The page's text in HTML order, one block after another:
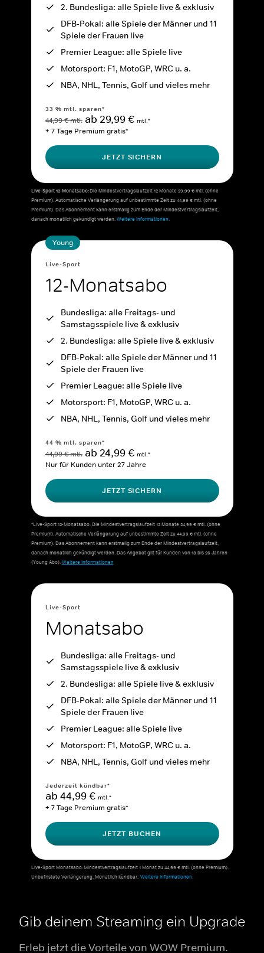
2. Bundesliga: alle Spiele live & exklusiv
DFB-Pokal: alle Spiele der Männer und 11
Spiele der Frauen live
Premier League: alle Spiele live
Motorsport: F1, MotoGP, WRC u. a.
NBA, NHL, Tennis, Golf und vieles mehr
33 % mtl. sparen*
44,99 € mtl. ab 29,99 € mtl.*
+ 7 Tage Premium gratis*
JETZT SICHERN
Live-Sport 12-Monatsabo:Die Mindestvertragslaufzeit 12 Monate 29,99 € mtl. (ohne
Premium). Automatische Verlängerung auf unbestimmte Zeit zu 44,99 € mtl. (ohne
Premium). Das Abonnement kann erstmalig zum Ende der Mindestvertragslaufzeit,
danach monatlich gekündigt werden.Weitere Informationen.
Young
Live-Sport
12-Monatsabo
Bundesliga: alle Freitags- und
Samstagsspiele live & exklusiv
2. Bundesliga: alle Spiele live & exklusiv
DFB-Pokal: alle Spiele der Männer und 11
Spiele der Frauen live
Premier League: alle Spiele live
Motorsport: F1, MotoGP, WRC u. a.
NBA, NHL, Tennis, Golf und vieles mehr
44 % mtl. sparen*
44,99 € mtl. ab 24,99 € mtl.*
Nur für Kunden unter 27 Jahre
JETZT SICHERN
*Live-Sport 12-Monatsabo: Die Mindestvertragslaufzeit 12 Monate 24,99 € mtl. (ohne
Premium). Automatische Verlängerung auf unbestimmte Zeit zu 44,99 € mtl. (ohne
Premium). Das Abonnement kann erstmalig zum Ende der Mindestvertragslaufzeit,
danach monatlich gekündigt werden. Das Angebot gilt für Kunden von 18 bis 26 Jahren
(Young Abo).Weitere Informationen
Live-Sport
Monatsabo
Bundesliga: alle Freitags- und
Samstagsspiele live & exklusiv
2. Bundesliga: alle Spiele live & exklusiv
DFB-Pokal: alle Spiele der Männer und 11
Spiele der Frauen live
Premier League: alle Spiele live
Motorsport: F1, MotoGP, WRC u. a.
NBA, NHL, Tennis, Golf und vieles mehr
Jederzeit kündbar*
ab 44,99 € mtl.*
+ 7 Tage Premium gratis*
JETZT BUCHEN
Live-Sport Monatsabo: Mindestvertragslaufzeit 1 Monat zu 44,99 € mtl. (ohne Premium).
Unbefristete Verlängerung. Monatlich kündbar. Weitere Informationen.
Gib deinem Streaming ein Upgrade
Erleb jetzt die Vorteile von WOW Premium.